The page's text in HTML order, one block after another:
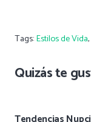
Tags:Estilos de Vida,
Quizás te